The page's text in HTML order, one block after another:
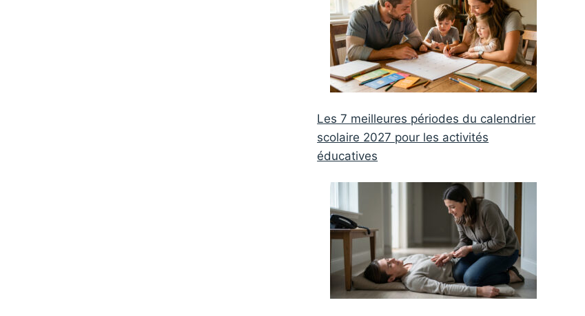
Les 7 meilleures périodes du calendrier
scolaire 2027 pour les activités
éducatives